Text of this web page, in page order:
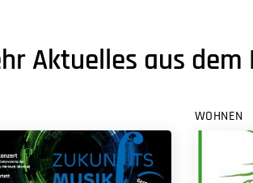
Aktuelles aus dem
WOHNEN